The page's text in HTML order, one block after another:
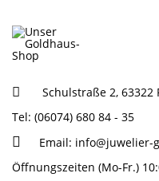
Schulstraße 2, 63322
Tel: (06074) 680 84 - 35
Email: info@juwelier-
Öffnungszeiten (Mo-Fr.)